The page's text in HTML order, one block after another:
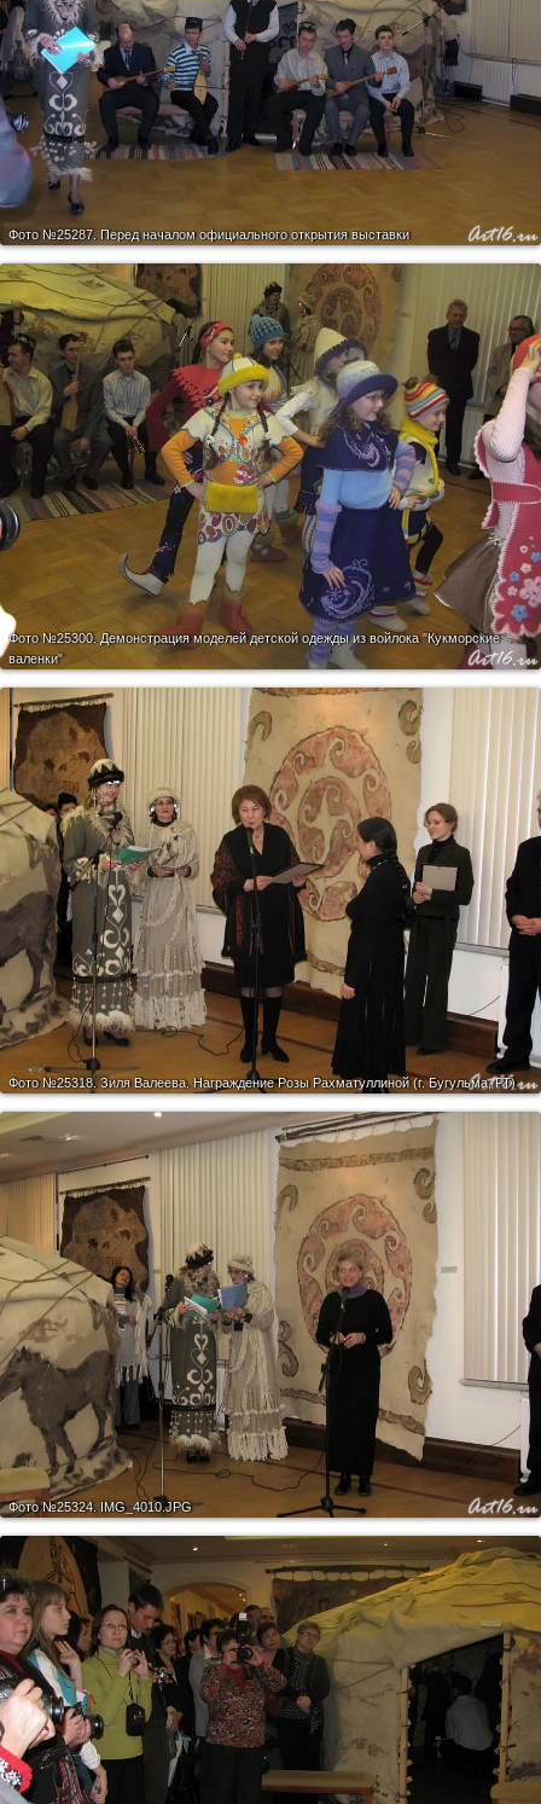
Фото №25287. Перед началом официального открытия выставки
Фото №25300. Демонстрация моделей детской одежды из войлока "Кукморские
валенки"
Фото №25318. Зиля Валеева. Награждение Розы Рахматуллиной (г. Бугульма, РТ)
Фото №25324. IMG_4010.JPG